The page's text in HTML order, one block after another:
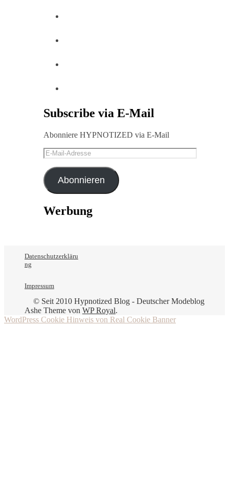
Subscribe via E-Mail
Abonniere HYPNOTIZED via E-Mail
E-
Mail-
Adresse
Abonnieren
Werbung
Datenschutzerkläru
ng
Impressum
© Seit 2010 Hypnotized Blog - Deutscher Modeblog
Ashe Theme von WP Royal.
WordPress Cookie Hinweis von Real Cookie Banner